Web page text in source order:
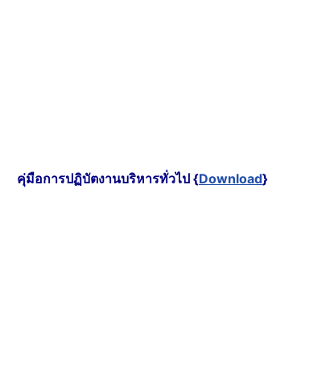
คุ่มือการปฏิบัตงานบริหารทั่วไป {Download}